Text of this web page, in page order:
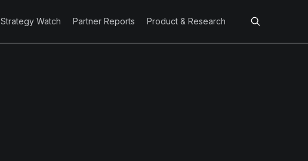
Strategy Watch Partner Reports Product & Research